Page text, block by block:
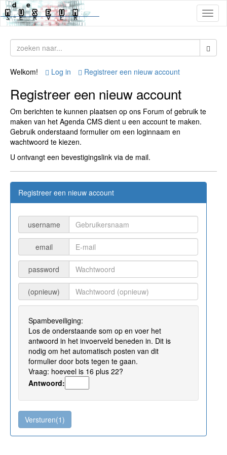
Welkom! Log in Registreer een nieuw account
Registreer een nieuw account
Om berichten te kunnen plaatsen op ons Forum of gebruik te
maken van het Agenda CMS dient u een account te maken.
Gebruik onderstaand formulier om een loginnaam en
wachtwoord te kiezen.
U ontvangt een bevestigingslink via de mail.
Registreer een nieuw account
username
email
password
(opnieuw)
Spambeveiliging:
Los de onderstaande som op en voer het
antwoord in het invoerveld beneden in. Dit is
nodig om het automatisch posten van dit
formulier door bots tegen te gaan.
Vraag: hoeveel is 16 plus 22?
Antwoord: